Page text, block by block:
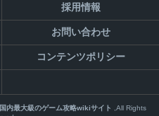
採用情報
お問い合わせ
コンテンツポリシー
内最大級のゲーム攻略wikiサイト
,All Rights